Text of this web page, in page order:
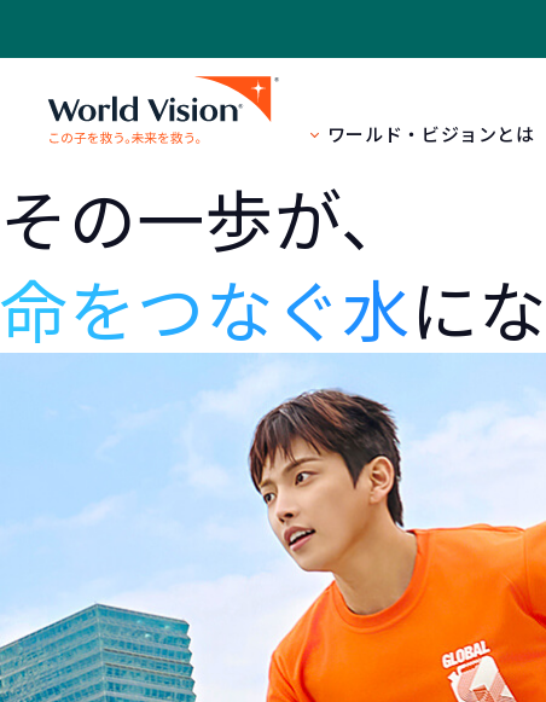
ワールド・ビジョンとは
その一歩が、
命をつなぐ水に